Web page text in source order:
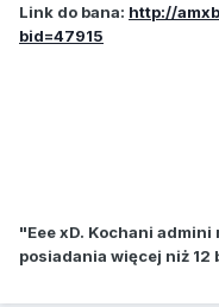
Link do bana: http://
bid=47915
"Eee xD. Kochani
posiadania więcej niż